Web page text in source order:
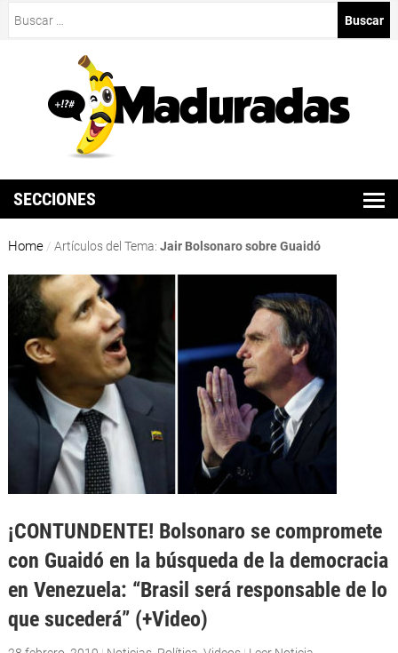
SECCIONES
Home / Artículos del Tema: Jair Bolsonaro sobre Guaidó
¡CONTUNDENTE! Bolsonaro se compromete
con Guaidó en la búsqueda de la democracia
en Venezuela: “Brasil será responsable de lo
que sucederá” (+Video)